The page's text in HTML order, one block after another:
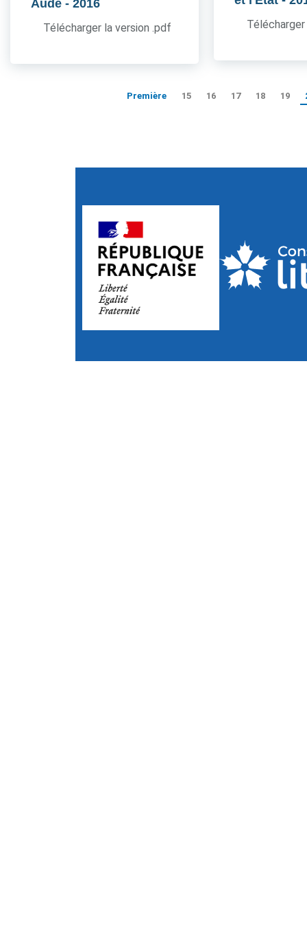
Aude - 2016
Télécharger la version .pdf
Première 15 16 17 18 19